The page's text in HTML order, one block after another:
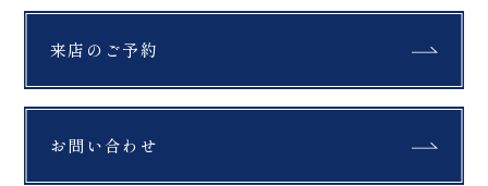
来店のご予約
お問い合わせ